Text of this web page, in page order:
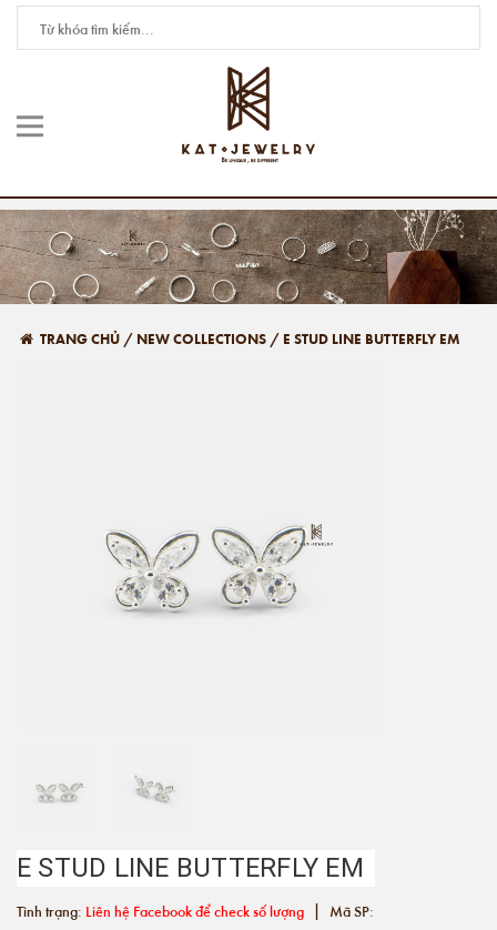
TRANG CHỦ / NEW COLLECTIONS / E STUD LINE BUTTERFLY EM
E STUD LINE BUTTERFLY EM
Tình trạng: Liên hệ Facebook để check số lượng | Mã SP: